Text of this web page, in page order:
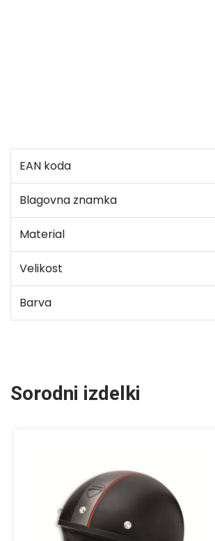
EAN koda
Blagovna znamka
Material
Velikost
Barva
Sorodni izdelki